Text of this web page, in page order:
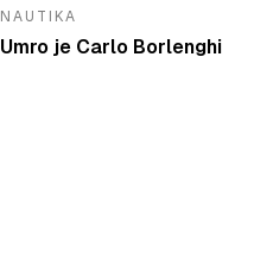
NAUTIKA
Umro je Carlo Borlenghi